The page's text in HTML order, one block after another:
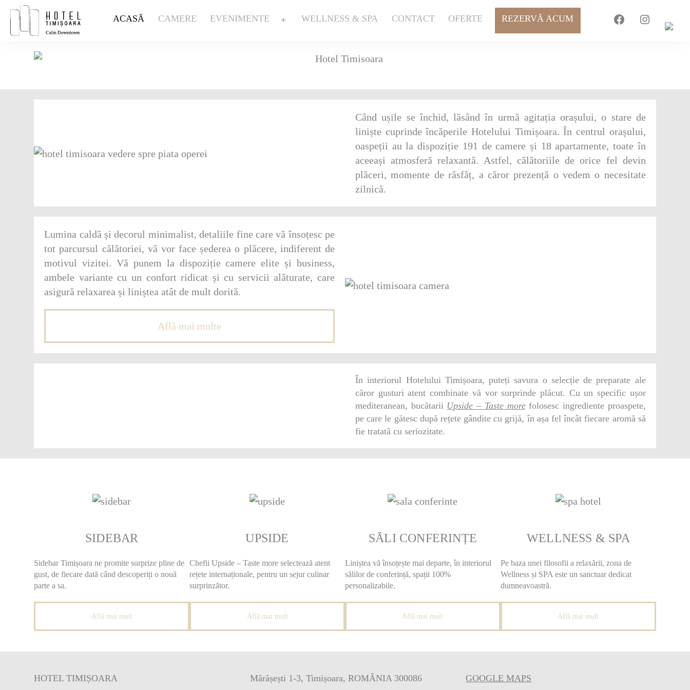
Sari
conținut
Facebook
ACASĂ CAMERE EVENIMENTE WELLNESS & SPA CONTACT OFERTE REZERVĂ ACUM
Când ușile se închid, lăsând în urmă agitația orașului, o stare de
liniște cuprinde încăperile Hotelului Timișoara. În centrul orașului,
oaspeții au la dispoziție 191 de camere și 18 apartamente, toate în
aceeași atmosferă relaxantă. Astfel, călătoriile de orice fel devin
plăceri, momente de răsfăț, a căror prezență o vedem o necesitate
zilnică.
Lumina caldă și decorul minimalist, detaliile fine care vă însoțesc pe
tot parcursul călătoriei, vă vor face șederea o plăcere, indiferent de
motivul vizitei. Vă punem la dispoziție camere elite și business,
ambele variante cu un confort ridicat și cu servicii alăturate, care
asigură relaxarea și liniștea atât de mult dorită.
Află mai multe
În interiorul Hotelului Timișoara, puteți savura o selecție de preparate ale
căror gusturi atent combinate vă vor surprinde plăcut. Cu un specific ușor
mediteranean, bucătarii Upside – Taste morefolosesc ingrediente proaspete,
pe care le gătesc după rețete gândite cu grijă, în așa fel încât fiecare aromă să
fie tratată cu seriozitate.
SIDEBAR
Sidebar Timișoara ne promite surprize pline de
gust, de fiecare dată când descoperiți o nouă
parte a sa.
Află mai mult
UPSIDE
Chefii Upside – Taste more selectează atent
rețete internaționale, pentru un sejur culinar
surprinzător.
Află mai mult
SĂLI CONFERINȚE
Liniștea vă însoțește mai departe, în interiorul
sălilor de conferință, spații 100%
personalizabile.
Află mai mult
WELLNESS & SPA
Pe baza unei filosofii a relaxării, zona de
Wellness și SPA este un sanctuar dedicat
dumneavoastră.
Află mai mult
HOTEL TIMIȘOARA Mărășești 1-3, Timișoara, ROMÂNIA 300086 GOOGLE MAPS